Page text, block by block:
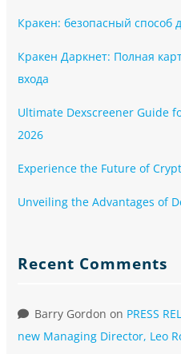
Кракен: безопасный способ
Кракен Даркнет: Полная
входа
Ultimate Dexscreener Guide
2026
Experience the Future of
Unveiling the Advantages of
Recent Comments
Barry Gordon on PRESS
new Managing Director, Leo